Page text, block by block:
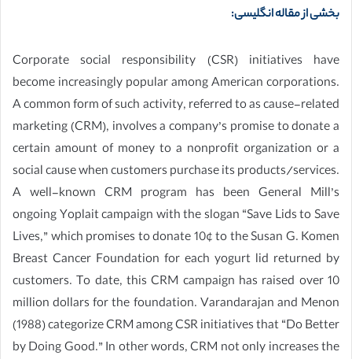
بخشی از مقاله انگلیسی:
Corporate social responsibility (CSR) initiatives have
become increasingly popular among American corporations.
A common form of such activity, referred to as cause-related
marketing (CRM), involves a company’s promise to donate a
certain amount of money to a nonprofit organization or a
social cause when customers purchase its products/services.
A well-known CRM program has been General Mill’s
ongoing Yoplait campaign with the slogan “Save Lids to Save
Lives,” which promises to donate 10¢ to the Susan G. Komen
Breast Cancer Foundation for each yogurt lid returned by
customers. To date, this CRM campaign has raised over 10
million dollars for the foundation. Varandarajan and Menon
(1988) categorize CRM among CSR initiatives that “Do Better
by Doing Good.” In other words, CRM not only increases the